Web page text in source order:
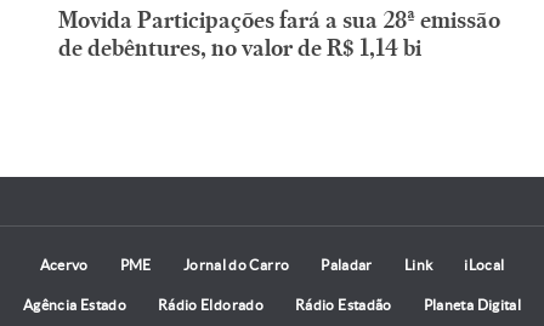
Movida Participações fará a sua 28ª emissão
de debêntures, no valor de R$ 1,14 bi
Acervo PME Jornal do Carro Paladar Link iLocal
Agência Estado Rádio Eldorado Rádio Estadão Planeta Digital